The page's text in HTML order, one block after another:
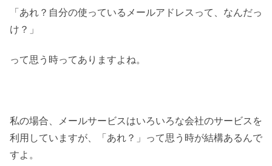
「あれ？自分の使っているメールアドレスって、なんだっ
け？」
って思う時ってありますよね。
私の場合、メールサービスはいろいろな会社のサービスを
利用していますが、「あれ？」って思う時が結構あるんで
すよ。